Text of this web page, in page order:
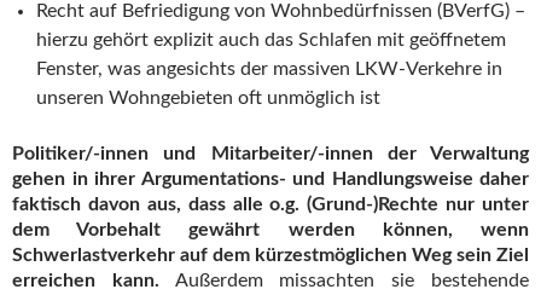
Recht auf Befriedigung von Wohnbedürfnissen (BVerfG) –
hierzu gehört explizit auch das Schlafen mit geöffnetem
Fenster, was angesichts der massiven LKW-Verkehre in
unseren Wohngebieten oft unmöglich ist
Politiker/-innen und Mitarbeiter/-innen der Verwaltung
gehen in ihrer Argumentations- und Handlungsweise daher
faktisch davon aus, dass alle o.g. (Grund-)Rechte nur unter
dem Vorbehalt gewährt werden können, wenn
Schwerlastverkehr auf dem kürzestmöglichen Weg sein Ziel
erreichen kann. Außerdem missachten sie bestehende